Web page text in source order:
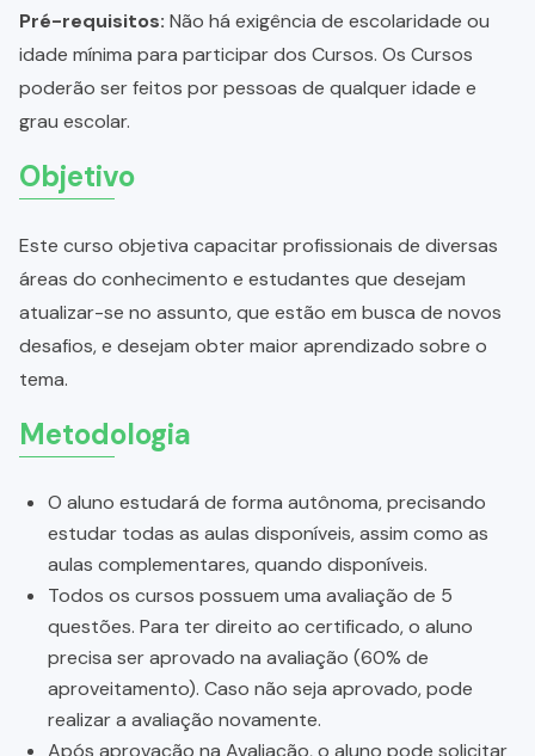
Pré-requisitos: Não há exigência de escolaridade ou
idade mínima para participar dos Cursos. Os Cursos
poderão ser feitos por pessoas de qualquer idade e
grau escolar.
Objetivo
Este curso objetiva capacitar profissionais de diversas
áreas do conhecimento e estudantes que desejam
atualizar-se no assunto, que estão em busca de novos
desafios, e desejam obter maior aprendizado sobre o
tema.
Metodologia
O aluno estudará de forma autônoma, precisando
estudar todas as aulas disponíveis, assim como as
aulas complementares, quando disponíveis.
Todos os cursos possuem uma avaliação de 5
questões. Para ter direito ao certificado, o aluno
precisa ser aprovado na avaliação (60% de
aproveitamento). Caso não seja aprovado, pode
realizar a avaliação novamente.
Após aprovação na Avaliação, o aluno pode solicitar